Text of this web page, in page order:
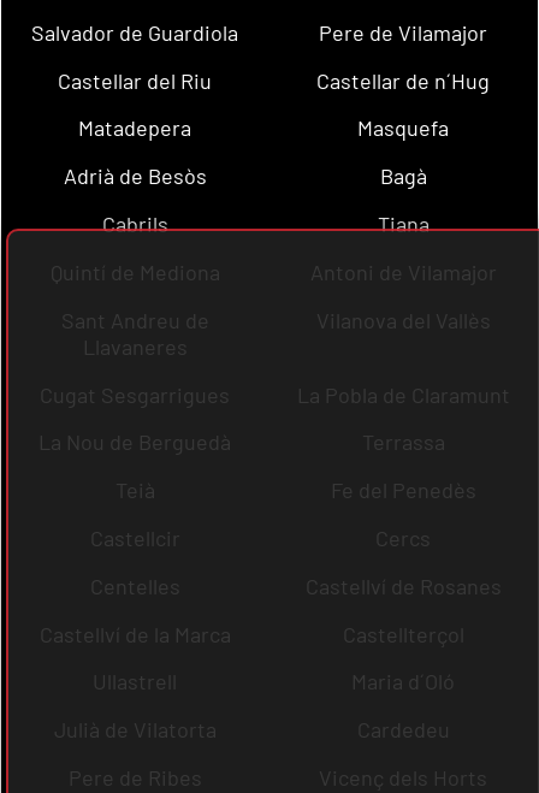
Salvador de Guardiola
Pere de Vilamajor
Castellar del Riu
Castellar de n´Hug
Matadepera
Masquefa
Adrià de Besòs
Bagà
Cabrils
Tiana
Quintí de Mediona
Antoni de Vilamajor
Sant Andreu de
Llavaneres
Vilanova del Vallès
Cugat Sesgarrigues
La Pobla de Claramunt
La Nou de Berguedà
Terrassa
Teià
Fe del Penedès
Castellcir
Cercs
Centelles
Castellví de Rosanes
Castellví de la Marca
Castellterçol
Ullastrell
Maria d´Oló
Julià de Vilatorta
Cardedeu
Pere de Ribes
Vicenç dels Horts